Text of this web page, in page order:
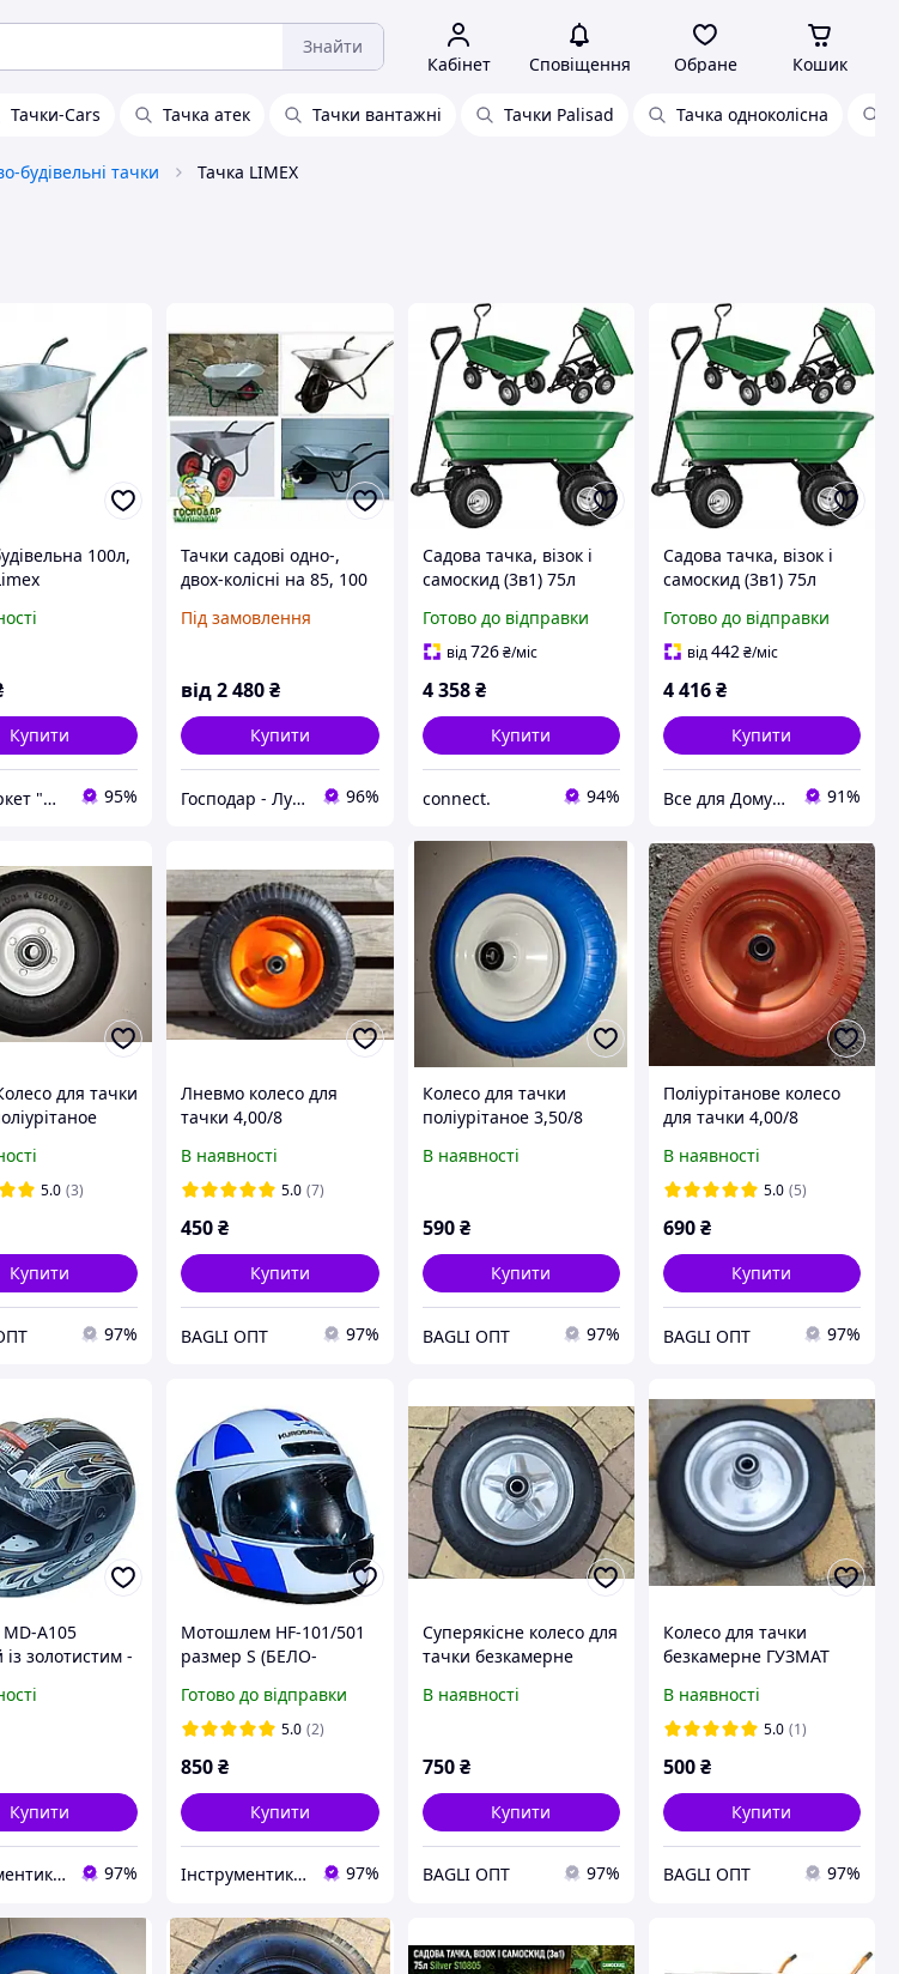
Знайти
Кабінет Сповіщення Обране Кошик
Тачки-Cars Тачка атек Тачки вантажні Тачки Palisad Тачка одноколісна
будівельні тачки Тачка LIMEX
100л,
Купити
БудМаркет "МІЙ ДІМ" 95%
Тачки садові одно-,
двох-колісні на 85, 100
Під замовлення
від2 480₴
Купити
Господар - Луцьк 96%
Садова тачка, візок і
самоскид (3в1) 75л
Готово до відправки
від726 ₴/міс
4 358 ₴
Купити
connect. 94%
Садова тачка, візок і
самоскид (3в1) 75л
Готово до відправки
від442₴/міс
4 416₴
Купити
Все для Дому та Саду Bizon24🛠 91%
для тачки
5.0 (3)
Купити
97%
Лневмо колесо для
тачки 4,00/8
В наявності
5.0 (7)
450₴
Купити
BAGLI ОПТ 97%
Колесо для тачки
поліурітаное 3,50/8
В наявності
590 ₴
Купити
BAGLI ОПТ 97%
Поліурітанове колесо
для тачки 4,00/8
В наявності
5.0 (5)
690₴
Купити
BAGLI ОПТ 97%
А105
золотистим -
Купити
Інструментик інтернет-магазин 97%
Мотошлем HF-101/501
размер S (БЕЛО-
Готово до відправки
5.0 (2)
850₴
Купити
Інструментик інтернет-магазин 97%
Суперякісне колесо для
тачки безкамерне
В наявності
750 ₴
Купити
BAGLI ОПТ 97%
Колесо для тачки
безкамерне ГУЗМАТ
В наявності
5.0 (1)
500₴
Купити
BAGLI ОПТ 97%